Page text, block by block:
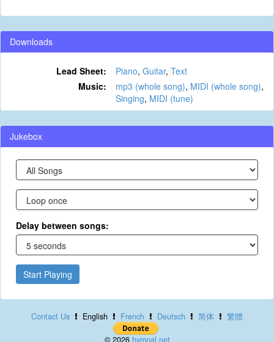
Downloads
Lead Sheet: Piano, Guitar, Text
Music:
mp3 (whole song), MIDI (whole song),
Singing, MIDI (tune)
Jukebox
Delay between songs:
Start Playing
Contact Us English French Deutsch 简体 繁體
© 2026 hymnal.net